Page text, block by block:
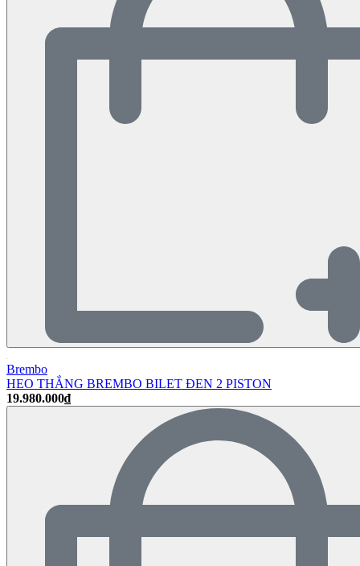
Brembo
HEO THẮNG BREMBO BILET ĐEN 2 PISTON
19.980.000₫